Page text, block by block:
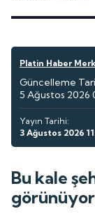
Platin Haber
Güncelleme
5 Ağustos 2026
Yayın Tarihi:
3 Ağustos 2026
Bu kale
görünüyor